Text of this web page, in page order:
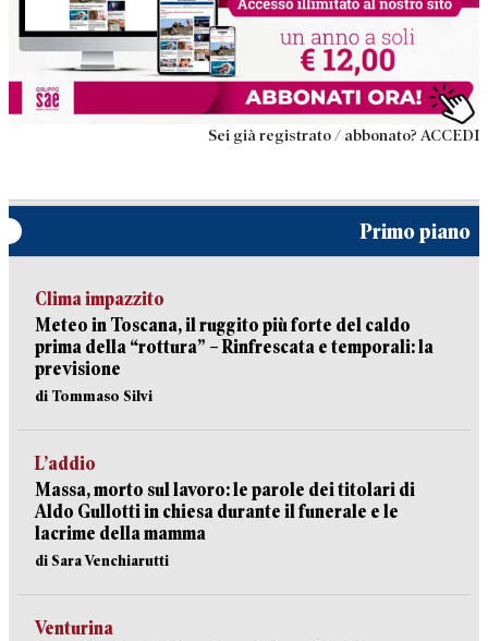
Sei già registrato / abbonato? ACCEDI
Primo piano
Clima impazzito
Meteo in Toscana, il ruggito più forte del caldo
prima della “rottura” – Rinfrescata e temporali: la
previsione
di Tommaso Silvi
L’addio
Massa, morto sul lavoro: le parole dei titolari di
Aldo Gullotti in chiesa durante il funerale e le
lacrime della mamma
di Sara Venchiarutti
Venturina